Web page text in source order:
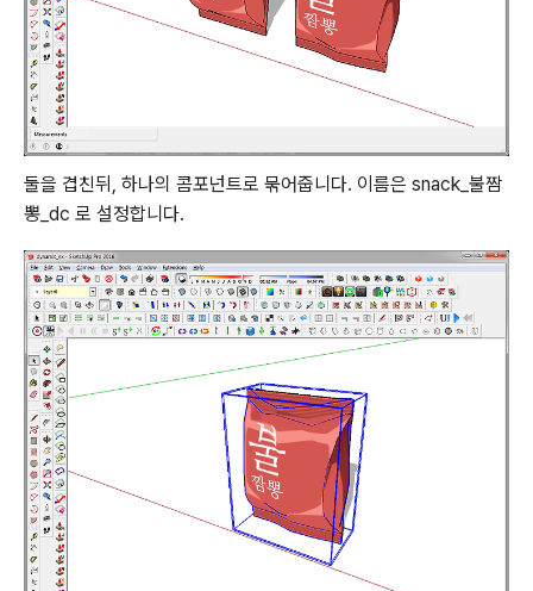
둘을 겹친뒤, 하나의 콤포넌트로 묶어줍니다. 이름은 snack_불짬
뽕_dc 로 설정합니다.